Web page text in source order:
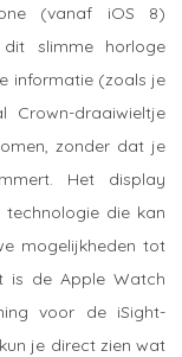
(vanaf iOS 8)
dit slimme horloge
informatie (zoals je
Crown-draaiwieltje
zonder dat je
Het display
die kan
mogelijkheden tot
is de Apple Watch
voor de iSight-
je direct zien wat